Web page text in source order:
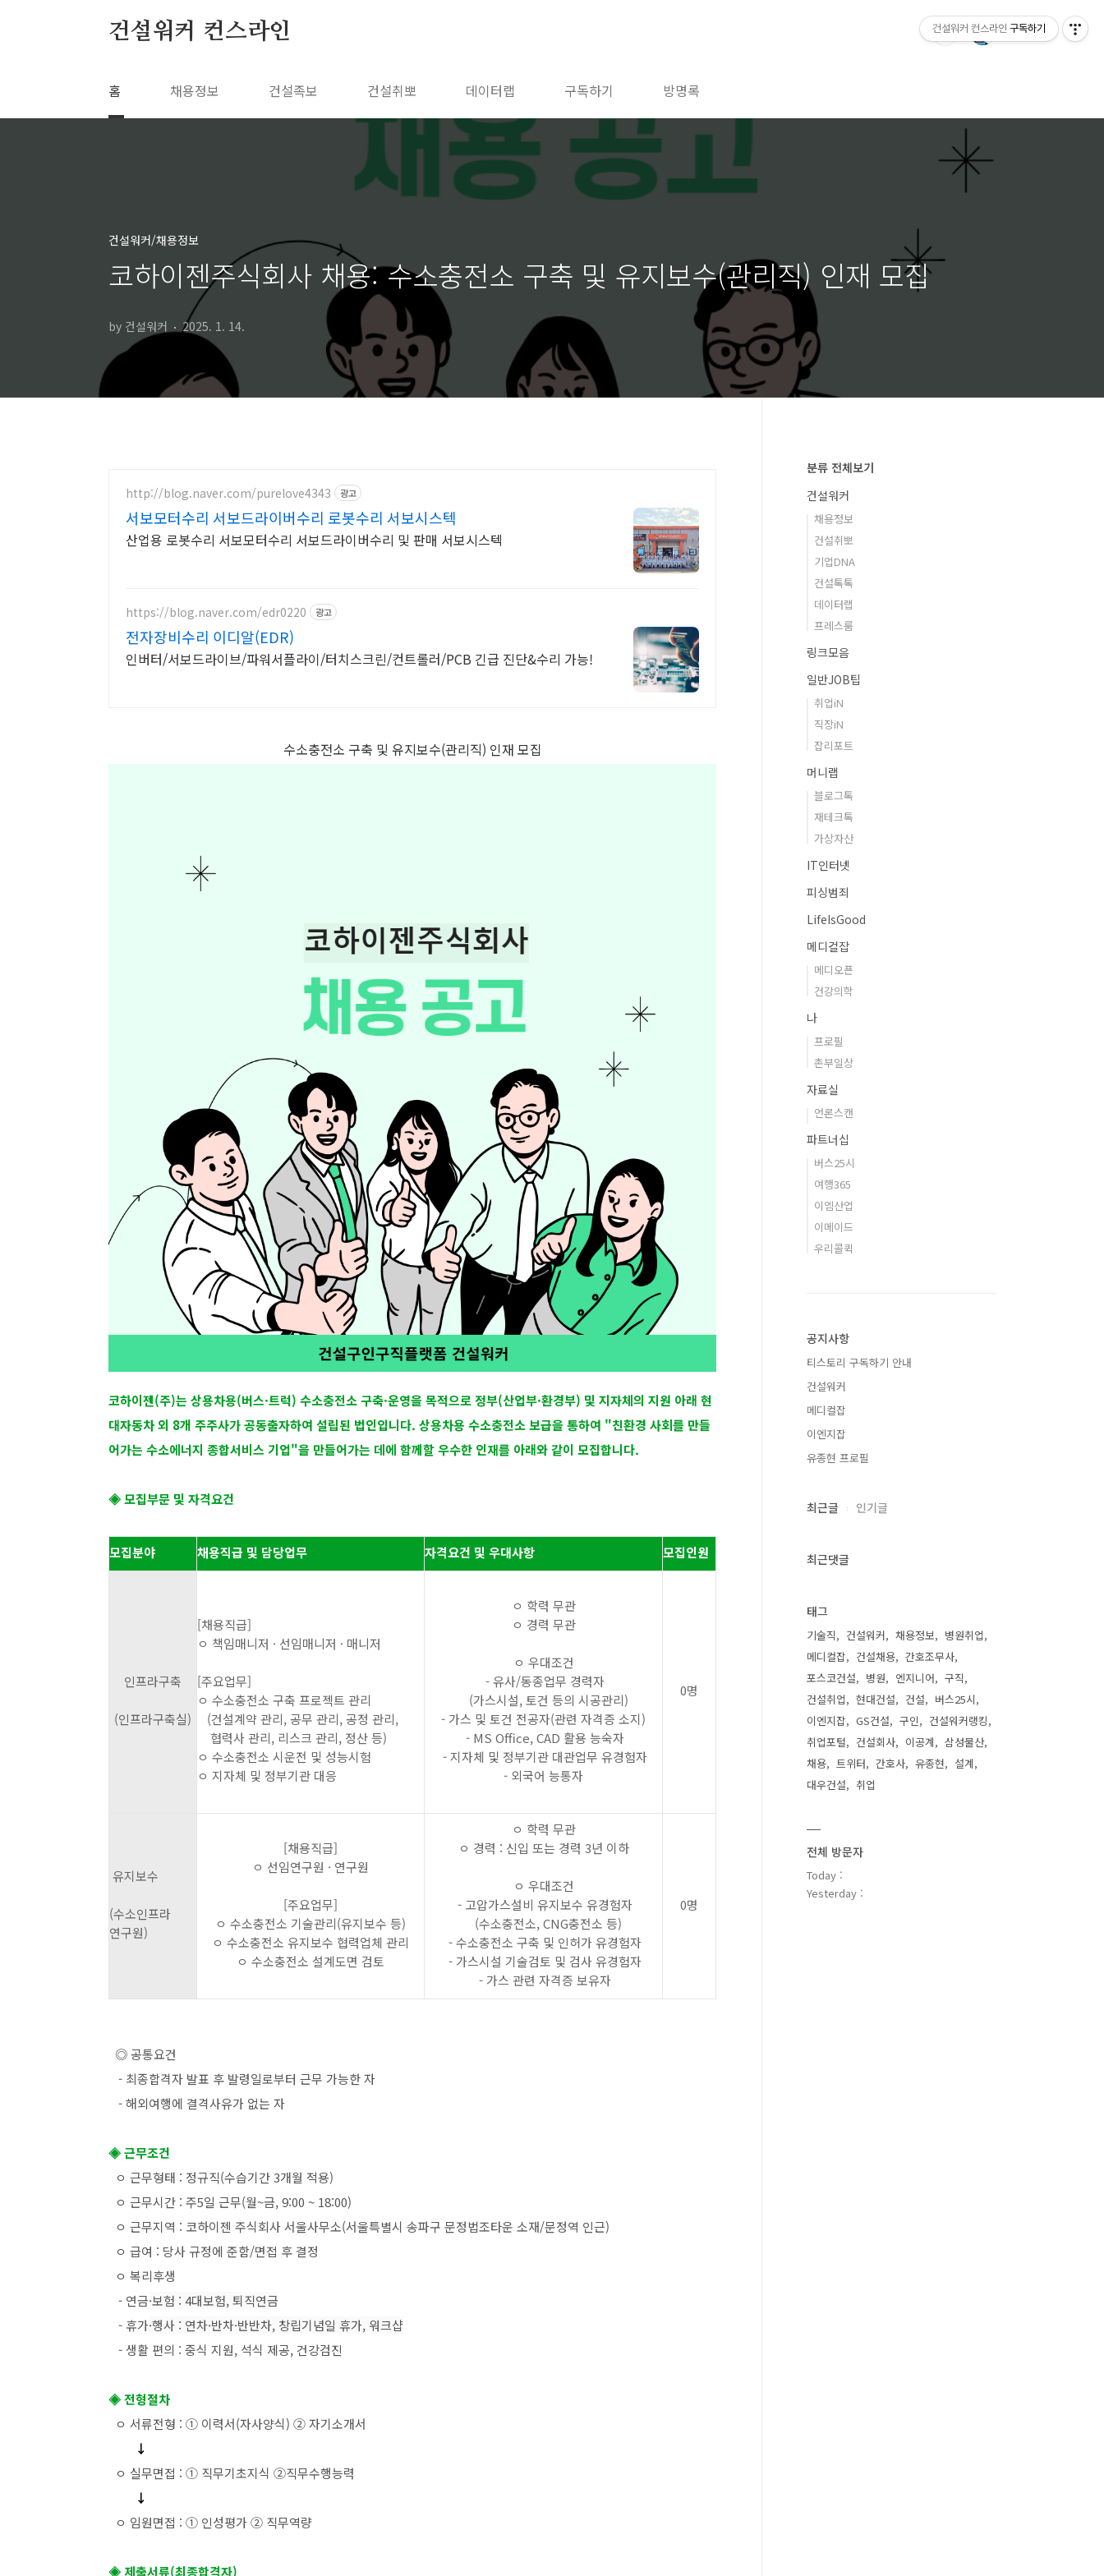
건설워커 컨스라인
홈 채용정보 건설족보 건설취뽀 데이터랩 구독하기 방명록
건설워커/채용정보
코하이젠주식회사 채용: 수소충전소 구축 및 유지보수(관리직) 인재 모집
by 건설워커 2025. 1. 14.
http://blog.naver.com/purelove4343 광고
서보모터수리 서보드라이버수리 로봇수리 서보시스텍
산업용 로봇수리 서보모터수리 서보드라이버수리 및 판매 서보시스텍
https://blog.naver.com/edr0220 광고
전자장비수리 이디알(EDR)
인버터/서보드라이브/파워서플라이/터치스크린/컨트롤러/PCB 긴급 진단&수리 가능!
수소충전소 구축 및 유지보수(관리직) 인재 모집
코하이젠(주)는 상용차용(버스·트럭) 수소충전소 구축·운영을 목적으로 정부(산업부·환경부) 및 지자체의 지원 아래 현
대자동차 외 8개 주주사가 공동출자하여 설립된 법인입니다. 상용차용 수소충전소 보급을 통하여 "친환경 사회를 만들
어가는 수소에너지 종합서비스 기업"을 만들어가는 데에 함께할 우수한 인재를 아래와 같이 모집합니다.
◈모집부문 및 자격요건
모집분야 채용직급 및 담당업무 자격요건 및 우대사항 모집인원
인프라구축
(인프라구축실)
[채용직급]
ㅇ 책임매니저 · 선임매니저 · 매니저
[주요업무]
ㅇ 수소충전소 구축 프로젝트 관리
(건설계약 관리, 공무 관리, 공정 관리,
협력사 관리, 리스크 관리, 정산 등)
ㅇ 수소충전소 시운전 및 성능시험
ㅇ 지자체 및 정부기관 대응
ㅇ 학력 무관
ㅇ 경력 무관
ㅇ 우대조건
- 유사/동종업무 경력자
(가스시설, 토건 등의 시공관리)
- 가스 및 토건 전공자(관련 자격증 소지)
- MS Office, CAD 활용 능숙자
- 지자체 및 정부기관 대관업무 유경험자
- 외국어 능통자
0명
유지보수
(수소인프라
연구원)
[채용직급]
ㅇ 선임연구원 · 연구원
[주요업무]
ㅇ 수소충전소 기술관리(유지보수 등)
ㅇ 수소충전소 유지보수 협력업체 관리
ㅇ 수소충전소 설계도면 검토
ㅇ 학력 무관
ㅇ 경력 : 신입 또는 경력 3년 이하
ㅇ 우대조건
- 고압가스설비 유지보수 유경험자
(수소충전소, CNG충전소 등)
- 수소충전소 구축 및 인허가 유경험자
- 가스시설 기술검토 및 검사 유경험자
- 가스 관련 자격증 보유자
0명
◎ 공통요건
- 최종합격자 발표 후 발령일로부터 근무 가능한 자
- 해외여행에 결격사유가 없는 자
◈ 근무조건
ㅇ 근무형태 : 정규직(수습기간 3개월 적용)
ㅇ 근무시간 : 주5일 근무(월~금, 9:00 ~ 18:00)
ㅇ 근무지역 : 코하이젠 주식회사 서울사무소(서울특별시 송파구 문정법조타운 소재/문정역 인근)
ㅇ 급여 : 당사 규정에 준함/면접 후 결정
ㅇ 복리후생
- 연금·보험 : 4대보험, 퇴직연금
- 휴가·행사 : 연차·반차·반반차, 창립기념일 휴가, 워크샵
- 생활 편의 : 중식 지원, 석식 제공, 건강검진
◈ 전형절차
ㅇ 서류전형 : ① 이력서(자사양식) ② 자기소개서
↓
ㅇ 실무면접 : ① 직무기초지식 ②직무수행능력
↓
ㅇ 임원면접 : ① 인성평가 ② 직무역량
◈ 제출서류(최종합격자)
분류 전체보기
건설워커
채용정보
건설취뽀
기업DNA
건설톡톡
데이터랩
프레스룸
링크모음
일반JOB팁
취업iN
직장iN
잡리포트
머니랩
블로그톡
재테크톡
가상자산
IT인터넷
피싱범죄
LifeIsGood
메디컬잡
메디오픈
건강의학
나
프로필
촌부일상
자료실
언론스캔
파트너십
버스25시
여행365
이엠산업
이메이드
우리콜퀵
공지사항
티스토리 구독하기 안내
건설워커
메디컬잡
이엔지잡
유종현 프로필
최근글 인기글
최근댓글
태그
기술직 건설워커 채용정보
병원취업
메디컬잡
건설채용
간호조무사
포스코건설
병원 엔지니어
구직
건설취업
현대건설 건설
버스25시
이엔지잡
GS건설 구인
건설워커랭킹
취업포털
건설회사 이공계
삼성물산
채용
트위터 간호사 유종현
설계
대우건설
취업
전체 방문자
Today :
Yesterday :
건설워커 컨스라인 구독하기